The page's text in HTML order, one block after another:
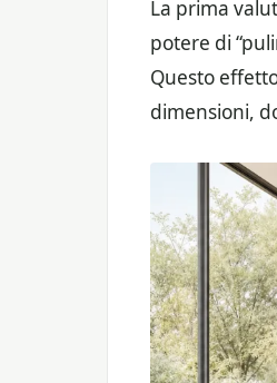
La prima
potere di
Questo
dimensioni,